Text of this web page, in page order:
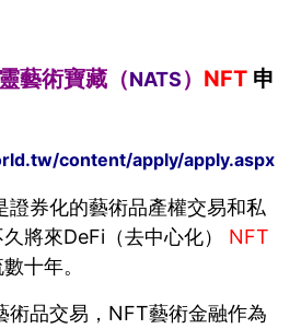
藝術寶藏（NATS） NFT 申
content/apply/apply.aspx
證券化的藝術品產權交易和私
將來DeFi（去中心化） NFT
十年。
術品交易，NFT藝術金融作為